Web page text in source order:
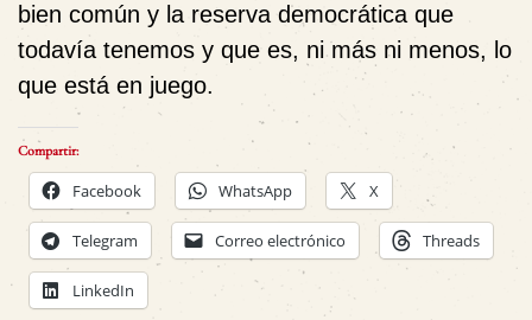
bien común y la reserva democrática que
todavía tenemos y que es, ni más ni menos, lo
que está en juego.
Compartir:
Facebook WhatsApp X
Telegram Correo electrónico Threads
LinkedIn